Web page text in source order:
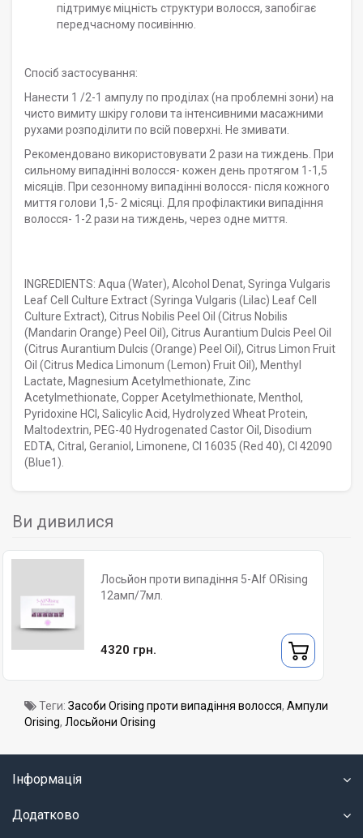
підтримує міцність структури волосся, запобігає
передчасному посивінню.
Спосіб застосування:
Нанести 1 /2-1 ампулу по проділах (на проблемні зони) на
чисто вимиту шкіру голови та інтенсивними масажними
рухами розподілити по всій поверхні. Не змивати.
Рекомендовано використовувати 2 рази на тиждень. При
сильному випадінні волосся- кожен день протягом 1-1,5
місяців. При сезонному випадінні волосся- після кожного
миття голови 1,5- 2 місяці. Для профілактики випадіння
волосся- 1-2 рази на тиждень, через одне миття.
INGREDIENTS: Aqua (Water), Alcohol Denat, Syringa Vulgaris
Leaf Cell Culture Extract (Syringa Vulgaris (Lilac) Leaf Cell
Culture Extract), Citrus Nobilis Peel Oil (Citrus Nobilis
(Mandarin Orange) Peel Oil), Citrus Aurantium Dulcis Peel Oil
(Citrus Aurantium Dulcis (Orange) Peel Oil), Citrus Limon Fruit
Oil (Citrus Medica Limonum (Lemon) Fruit Oil), Menthyl
Lactate, Magnesium Acetylmethionate, Zinc
Acetylmethionate, Copper Acetylmethionate, Menthol,
Pyridoxine HCI, Salicylic Acid, Hydrolyzed Wheat Protein,
Maltodextrin, PEG-40 Hydrogenated Castor Oil, Disodium
EDTA, Citral, Geraniol, Limonene, Cl 16035 (Red 40), CI 42090
(Blue1).
Ви дивилися
Лосьйон проти випадіння 5-Alf ORising
12амп/7мл.
4320 грн.
Теги: Засоби Orising проти випадіння волосся, Ампули
Orising, Лосьйони Orising
Інформація
Додатково